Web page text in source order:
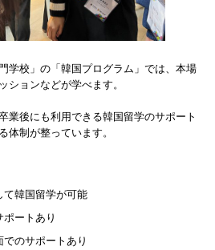
学校」の「韓国プログラム」では、本場
ションなどが学べます。
業後にも利用できる韓国留学のサポート
体制が整っています。
韓国留学が可能
ートあり
のサポートあり